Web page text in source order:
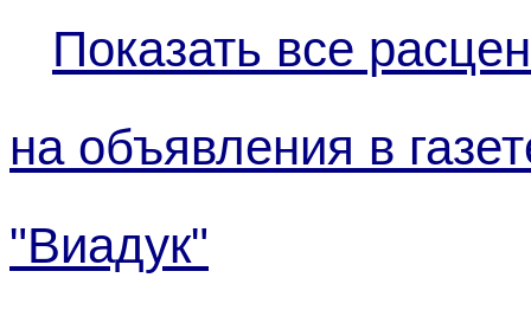
Показать все
на объявления в
"Виадук"